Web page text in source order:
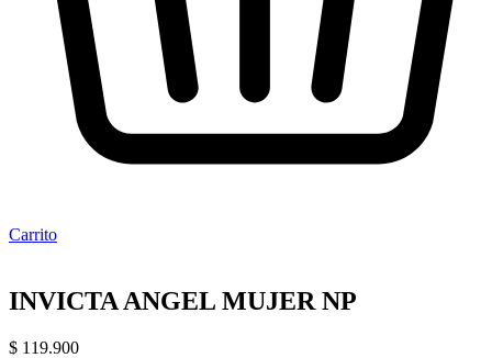
Carrito
INVICTA ANGEL MUJER NP
$ 119.900